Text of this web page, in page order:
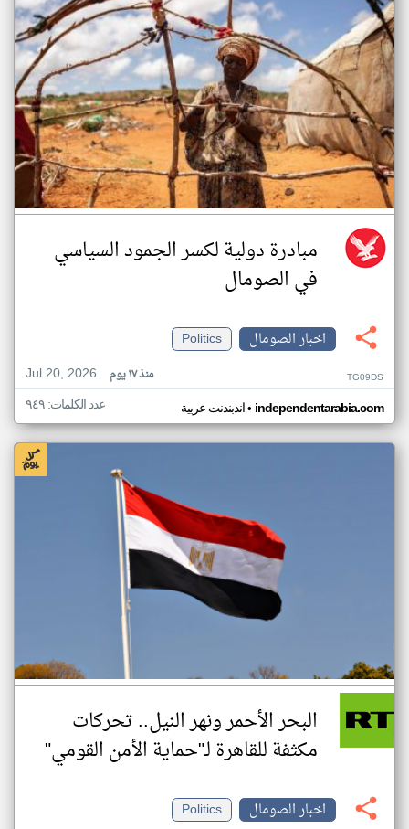
مبادرة دولية لكسر الجمود السياسي
في الصومال
اخبار الصومال
Politics
Jul 20, 2026
منذ ١٧ يوم TG09DS
اندبندنت عربية• independentarabia.com عدد الكلمات: ٩٤٩
البحر الأحمر ونهر النيل.. تحركات
مكثفة للقاهرة لـ"حماية الأمن القومي"
اخبار الصومال
Politics